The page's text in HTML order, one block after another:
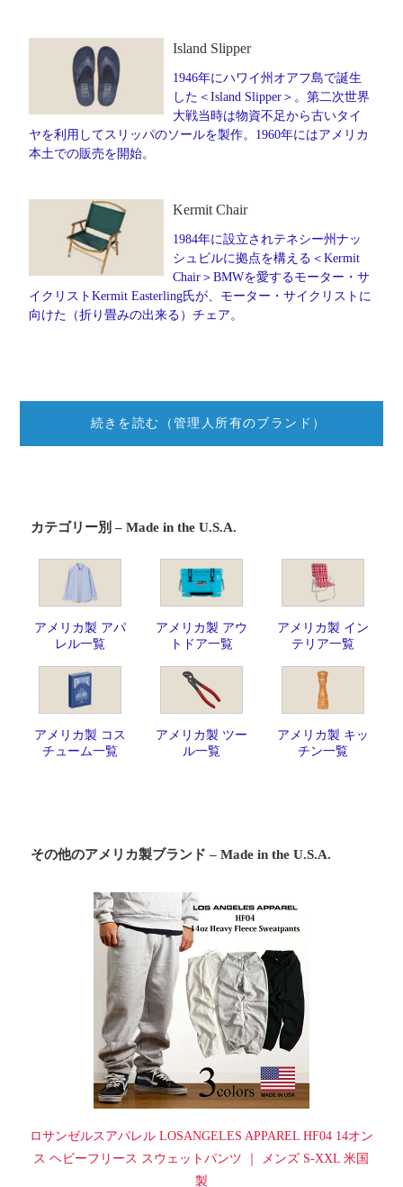
Island Slipper
1946年にハワイ州オアフ島で誕生
した＜Island Slipper＞。第二次世界
大戦当時は物資不足から古いタイ
ヤを利用してスリッパのソールを製作。1960年にはアメリカ
本土での販売を開始。
Kermit Chair
1984年に設立されテネシー州ナッ
シュビルに拠点を構える＜Kermit
Chair＞BMWを愛するモーター・サ
イクリストKermit Easterling氏が、モーター・サイクリストに
向けた（折り畳みの出来る）チェア。
続きを読む（管理人所有のブランド）
カテゴリー別 – Made in the U.S.A.
アメリカ製 アパ
レル一覧
アメリカ製 アウ
トドア一覧
アメリカ製 イン
テリア一覧
アメリカ製 コス
チューム一覧
アメリカ製 ツー
ル一覧
アメリカ製 キッ
チン一覧
その他のアメリカ製ブランド – Made in the U.S.A.
ロサンゼルスアパレル LOSANGELES APPAREL HF04 14オン
ス ヘビーフリース スウェットパンツ ｜ メンズ S-XXL 米国
製